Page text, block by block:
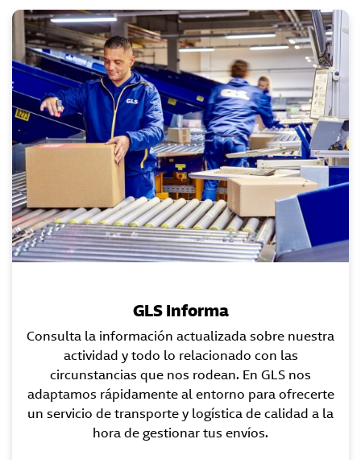
GLS Informa
Consulta la información actualizada sobre nuestra
actividad y todo lo relacionado con las
circunstancias que nos rodean. En GLS nos
adaptamos rápidamente al entorno para ofrecerte
un servicio de transporte y logística de calidad a la
hora de gestionar tus envíos.